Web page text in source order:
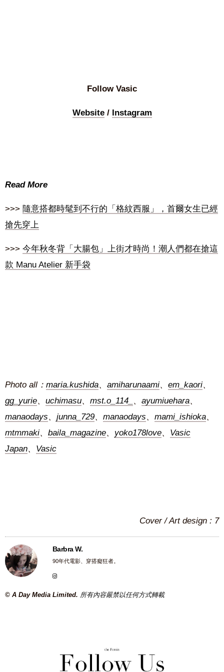
Follow Vasic
Website/ Instagram
Read More
>>> 隨意搭都時髦到不行的「格紋西服」，首爾女生已經
搶先穿上
>>> 今年秋冬背「大腸包」上街才時尚！潮人們都在搶這
款 Manu Atelier 新手袋
Photo all： maria.kushida、 amiharunaami、 em_kaori、
gg_yurie、 uchimasu、 mst.o_114_ 、 ayumiuehara、
manaodays、 junna_729、 manaodays、 mami_ishioka、
mtmmaki、 baila_magazine、 yoko178love、 Vasic
Japan、 Vasic
Cover / Art design : 7
Barbra W.
90年代電影、穿搭癡狂者。
© A Day Media Limited. 所有內容嚴禁以任何方式轉載